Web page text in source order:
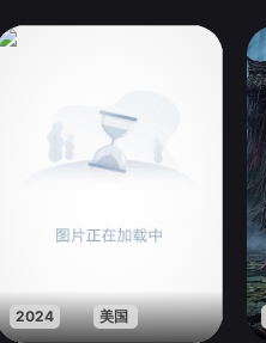
2024 美国